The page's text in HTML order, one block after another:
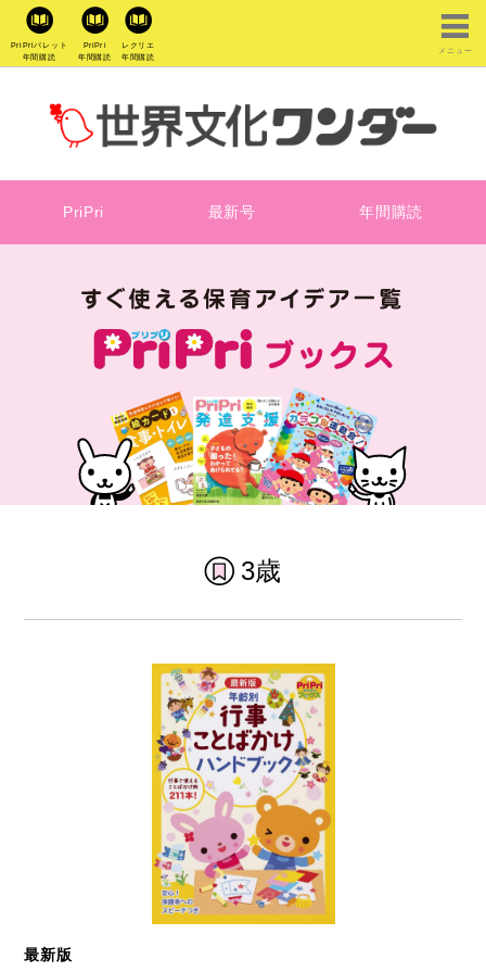
PriPriパレット
年間購読
PriPri
年間購読
レクリエ
年間購読
メニュー
PriPri 最新号 年間購読
3歳
最新版